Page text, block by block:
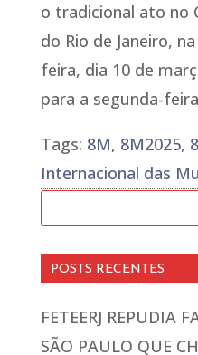
o tradicional ato no
do Rio de Janeiro,
feira, dia 10 de
para a segunda-
Tags: 8M, 8M2025,
Internacional das
POSTS RECENTES
FETEERJ REPUDIA
SÃO PAULO QUE